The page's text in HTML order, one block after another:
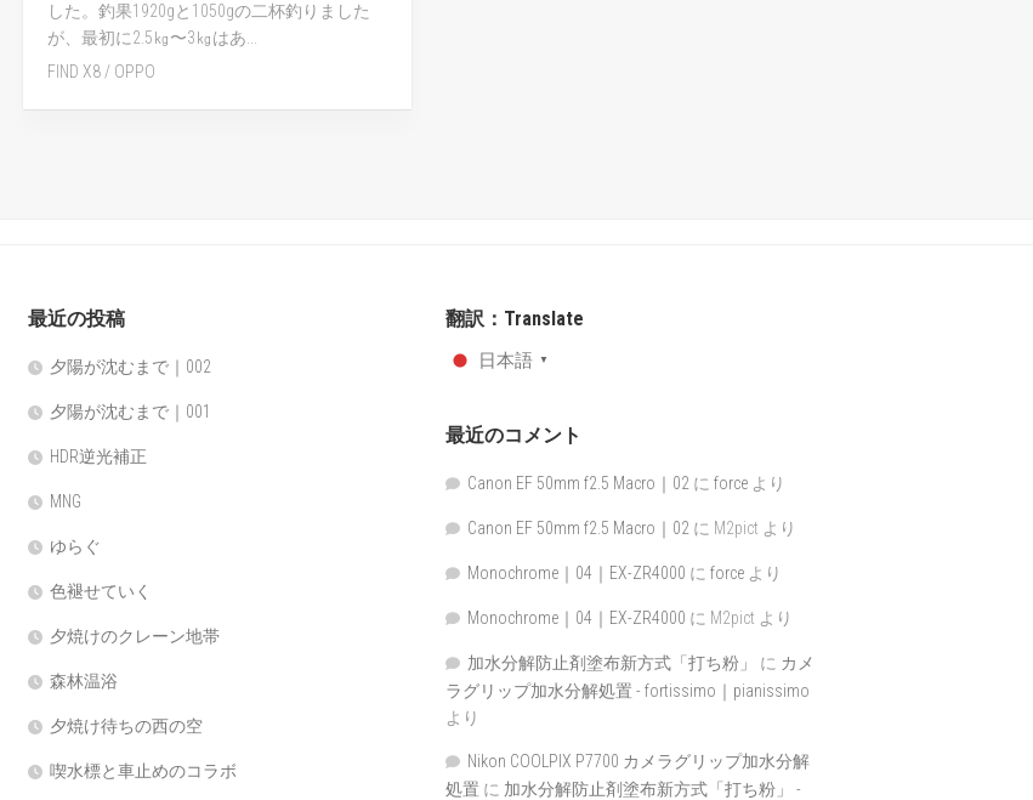
した。釣果1920gと1050gの二杯釣りました
が、最初に2.5㎏〜3㎏はあ...
FIND X8/ OPPO
最近の投稿
夕陽が沈むまで｜002
夕陽が沈むまで｜001
HDR逆光補正
MNG
ゆらぐ
色褪せていく
夕焼けのクレーン地帯
森林温浴
夕焼け待ちの西の空
喫水標と車止めのコラボ
翻訳：Translate
日本語 ▼
最近のコメント
Canon EF 50mm f2.5 Macro｜02 に force より
Canon EF 50mm f2.5 Macro｜02 に M2pict より
Monochrome｜04｜EX-ZR4000 に force より
Monochrome｜04｜EX-ZR4000 に M2pict より
加水分解防止剤塗布新方式「打ち粉」 に カメ
ラグリップ加水分解処置 - fortissimo｜pianissimo
より
Nikon COOLPIX P7700 カメラグリップ加水分解
処置 に 加水分解防止剤塗布新方式「打ち粉」 -